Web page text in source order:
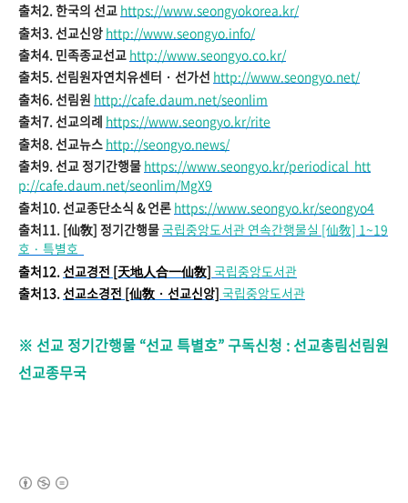
출처2. 한국의 선교 https://www.seongyokorea.kr/
출처3. 선교신앙 http://www.seongyo.info/
출처4. 민족종교선교 http://www.seongyo.co.kr/
출처5. 선림원자연치유센터 · 선가선 http://www.seongyo.net/
출처6. 선림원 http://cafe.daum.net/seonlim
출처7. 선교의례 https://www.seongyo.kr/rite
출처8. 선교뉴스 http://seongyo.news/
출처9. 선교 정기간행물 https://www.seongyo.kr/periodical htt
p://cafe.daum.net/seonlim/MgX9
출처10. 선교종단소식 & 언론 https://www.seongyo.kr/seongyo4
출처11. [仙敎] 정기간행물국립중앙도서관 연속간행물실 [仙敎] 1~19
호 · 특별호
출처12. 선교경전 [天地人合一仙敎] 국립중앙도서관
출처13.선교소경전 [仙敎 · 선교신앙] 국립중앙도서관
※ 선교 정기간행물 “선교 특별호” 구독신청 : 선교총림선림원
선교종무국